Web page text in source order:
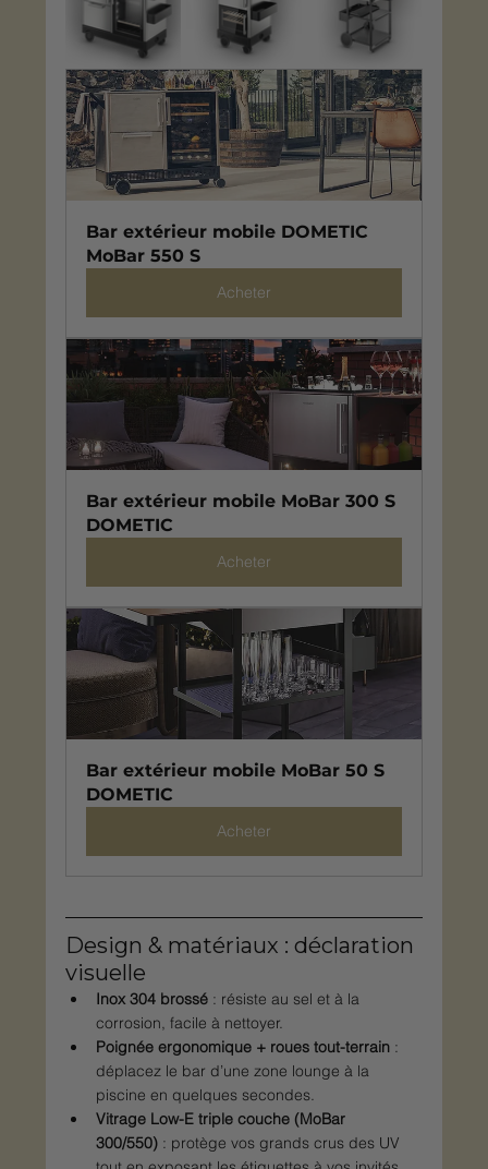
Bar extérieur mobile DOMETIC
MoBar 550 S
Acheter
Bar extérieur mobile MoBar 300 S
DOMETIC
Acheter
Bar extérieur mobile MoBar 50 S
DOMETIC
Acheter
Design & matériaux : déclaration
visuelle
Inox 304 brossé : résiste au sel et à la
corrosion, facile à nettoyer.
Poignée ergonomique + roues tout-terrain :
déplacez le bar d’une zone lounge à la
piscine en quelques secondes.
Vitrage Low-E triple couche (MoBar
300/550) : protège vos grands crus des UV